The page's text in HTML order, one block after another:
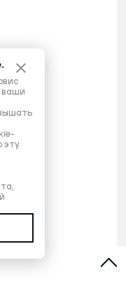
ваши
эту